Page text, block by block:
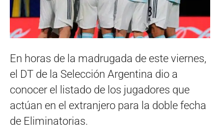
En horas de la madrugada de este viernes,
el DT de la Selección Argentina dio a
conocer el listado de los jugadores que
actúan en el extranjero para la doble fecha
de Eliminatorias.